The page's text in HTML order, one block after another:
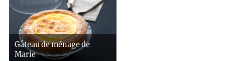
Gâteau de ménage de
Marie